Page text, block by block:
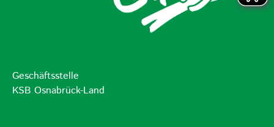
Geschäftsstelle
KSB Osnabrück-Land